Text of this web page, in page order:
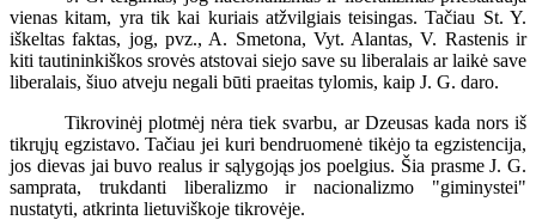
vienas kitam, yra tik kai kuriais atžvilgiais teisingas. Tačiau St. Y.
iškeltas faktas, jog, pvz., A. Smetona, Vyt. Alantas, V. Rastenis ir
kiti tautininkiškos srovės atstovai siejo save su liberalais ar laikė save
liberalais, šiuo atveju negali būti praeitas tylomis, kaip J. G. daro.
Tikrovinėj plotmėj nėra tiek svarbu, ar Dzeusas kada nors iš
tikrųjų egzistavo. Tačiau jei kuri bendruomenė tikėjo ta egzistencija,
jos dievas jai buvo realus ir sąlygojąs jos poelgius. Šia prasme J. G.
samprata, trukdanti liberalizmo ir nacionalizmo "giminystei"
nustatyti, atkrinta lietuviškoje tikrovėje.